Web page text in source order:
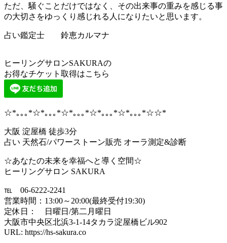
ただ、騒ぐことだけではなく、その出来事の重みを感じる事
の大切さをゆっくり感じれる人になりたいと思います。
占い鑑定士 鈴恵カルマナ
ヒーリングサロンSAKURAの
お得なチケット取得はこちら
☆*｡｡｡*☆*｡｡｡*☆*｡｡｡*☆*｡｡｡*☆*｡｡｡*☆☆*
大阪 淀屋橋 徒歩3分
占い 天然石/パワーストーン販売 オーラ測定&診断
☆あなたの未来を幸福へと導く空間☆
ヒーリングサロン SAKURA
℡ 06-6222-2241
営業時間：13:00～20:00(最終受付19:30)
定休日： 日曜日/第二月曜日
大阪市中央区北浜3-1-14タカラ淀屋橋ビル902
URL: https://hs-sakura.co